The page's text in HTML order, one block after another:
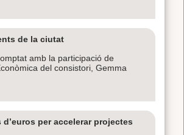
de la ciutat
amb la participació de
del consistori, Gemma
per accelerar projectes